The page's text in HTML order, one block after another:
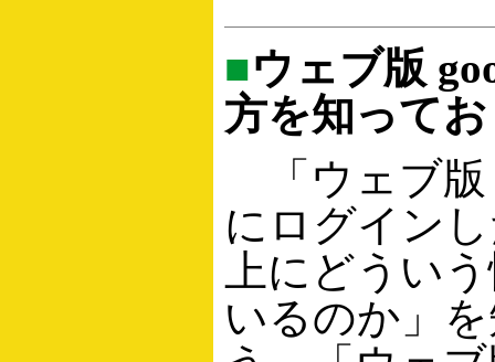
■ウェブ版
方を知って
「ウェブ版
にログイン
上にどうい
いるのか」